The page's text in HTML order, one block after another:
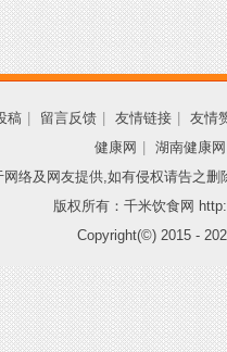
稿 留言反馈 友情链接
友情
健康网
湖南健康网
络及网友提供,如有侵权请告之
版权所有：千米饮食网
Copyright(©) 2015 -